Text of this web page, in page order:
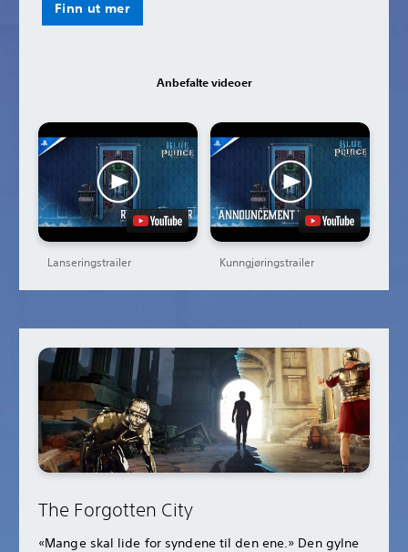
Finn ut mer
Anbefalte videoer
Lanseringstrailer Kunngjøringstrailer
The Forgotten City
«Mange skal lide for syndene til den ene.» Den gylne